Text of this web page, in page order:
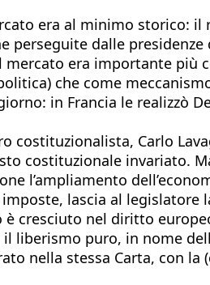
era al minimo storico: il
perseguite dalle presidenze
mercato era importante più
che come
in Francia le realizzò
Carlo
costituzionale invariato.
l’ampliamento
lascia al legislatore
cresciuto nel diritto
liberismo puro, in nome
nella stessa Carta, con la